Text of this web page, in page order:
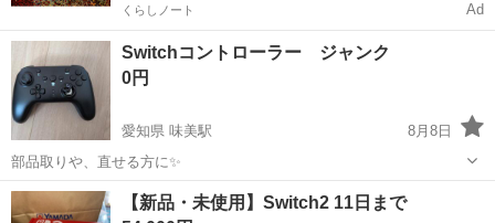
くらしノート Ad
Switchコントローラー ジャンク
0円
愛知県 味美駅
8月8日
部品取りや、直せる方に✨
愛知 名古屋市 味美駅 テレビゲーム
【新品・未使用】Switch2 11日まで